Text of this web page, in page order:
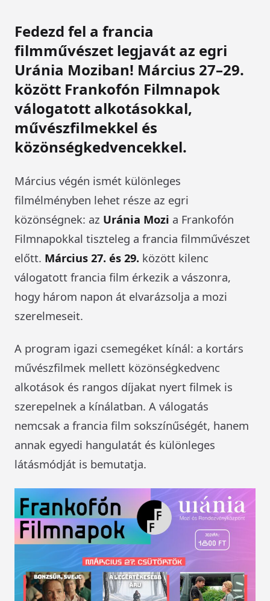
Fedezd fel a francia
filmművészet legjavát az egri
Uránia Moziban! Március 27–29.
között Frankofón Filmnapok
válogatott alkotásokkal,
művészfilmekkel és
közönségkedvencekkel.
Március végén ismét különleges
filmélményben lehet része az egri
közönségnek: az Uránia Mozi a Frankofón
Filmnapokkal tiszteleg a francia filmművészet
előtt. Március 27. és 29. között kilenc
válogatott francia film érkezik a vászonra,
hogy három napon át elvarázsolja a mozi
szerelmeseit.
A program igazi csemegéket kínál: a kortárs
művészfilmek mellett közönségkedvenc
alkotások és rangos díjakat nyert filmek is
szerepelnek a kínálatban. A válogatás
nemcsak a francia film sokszínűségét, hanem
annak egyedi hangulatát és különleges
látásmódját is bemutatja.